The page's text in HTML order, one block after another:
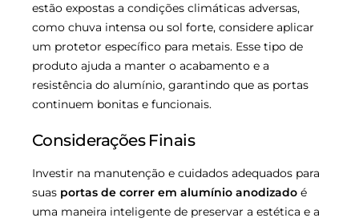
estão expostas a condições climáticas adversas,
como chuva intensa ou sol forte, considere aplicar
um protetor específico para metais. Esse tipo de
produto ajuda a manter o acabamento e a
resistência do alumínio, garantindo que as portas
continuem bonitas e funcionais.
Considerações Finais
Investir na manutenção e cuidados adequados para
suas portas de correr em alumínio anodizado é
uma maneira inteligente de preservar a estética e a